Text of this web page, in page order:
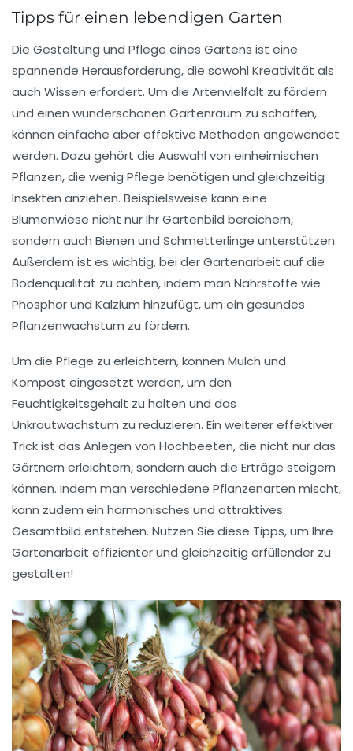
Tipps für einen lebendigen Garten
Die Gestaltung und Pflege eines Gartens ist eine
spannende Herausforderung, die sowohl Kreativität als
auch Wissen erfordert. Um die Artenvielfalt zu fördern
und einen wunderschönen Gartenraum zu schaffen,
können einfache aber effektive Methoden angewendet
werden. Dazu gehört die Auswahl von einheimischen
Pflanzen, die wenig Pflege benötigen und gleichzeitig
Insekten anziehen. Beispielsweise kann eine
Blumenwiese nicht nur Ihr Gartenbild bereichern,
sondern auch Bienen und Schmetterlinge unterstützen.
Außerdem ist es wichtig, bei der Gartenarbeit auf die
Bodenqualität zu achten, indem man Nährstoffe wie
Phosphor und Kalzium hinzufügt, um ein gesundes
Pflanzenwachstum zu fördern.
Um die Pflege zu erleichtern, können Mulch und
Kompost eingesetzt werden, um den
Feuchtigkeitsgehalt zu halten und das
Unkrautwachstum zu reduzieren. Ein weiterer effektiver
Trick ist das Anlegen von Hochbeeten, die nicht nur das
Gärtnern erleichtern, sondern auch die Erträge steigern
können. Indem man verschiedene Pflanzenarten mischt,
kann zudem ein harmonisches und attraktives
Gesamtbild entstehen. Nutzen Sie diese Tipps, um Ihre
Gartenarbeit effizienter und gleichzeitig erfüllender zu
gestalten!